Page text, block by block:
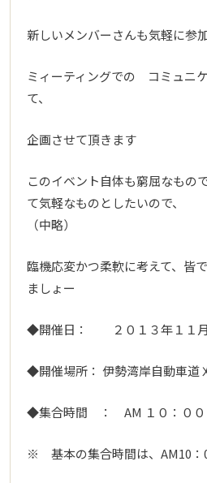
新しいメンバーさんも気軽に参
ミィーティングでの コミュニ
て、
企画させて頂きます
このイベント自体も窮屈なもの
て気軽なものとしたいので、
（中略）
臨機応変かつ柔軟に考えて、皆
ましょー
◆開催日： ２０１３年１１月
◆開催場所： 伊勢湾岸自動車道
◆集合時間 ： AM １０：００
※ 基本の集合時間は、AM10：